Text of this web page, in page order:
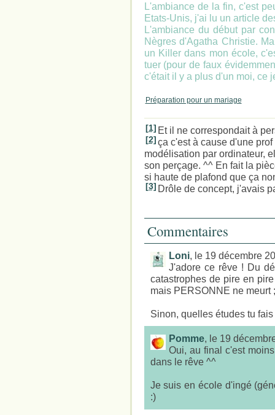
L'ambiance de la fin, c'est
Etats-Unis, j'ai lu un article
L'ambiance du début par
Nègres d'Agatha Christie.
un Killer dans mon école,
tuer (pour de faux
c'était il y a plus d'un moi, ce
Préparation pour un mariage
[1] Et il ne correspondait à
[2] ça c'est à cause d'une
modélisation par ordinateur,
son perçage. ^^ En fait la
si haute de plafond que ça
[3] Drôle de concept, j'avais
Commentaires
Loni, le 19 décembre
J'adore ce rêve ! Du
catastrophes de pire en
mais PERSONNE ne meurt
Sinon, quelles études tu fais
Pomme, le 19
Oui, au final c'est
dans le rêve ^^
Je suis en école d'ingé
:)